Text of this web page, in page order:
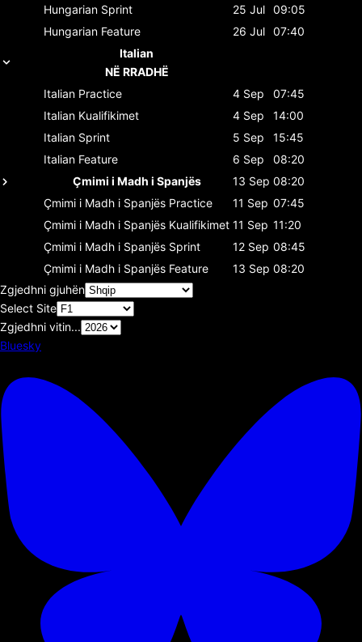
Hungarian Sprint 25 Jul 09:05
Hungarian Feature 26 Jul 07:40
Italian
NË RRADHË
Italian Practice 4 Sep
07:45
Italian Kualifikimet 4 Sep
14:00
Italian Sprint 5 Sep
15:45
Italian Feature 6 Sep
08:20
Çmimi i Madh i Spanjës
13 Sep 08:20
Çmimi i Madh i Spanjës Practice 11 Sep 07:45
Çmimi i Madh i Spanjës Kualifikimet 11 Sep 11:20
Çmimi i Madh i Spanjës Sprint 12 Sep 08:45
Çmimi i Madh i Spanjës Feature 13 Sep 08:20
Zgjedhni gjuhën
Select Site
Zgjedhni vitin...
Bluesky